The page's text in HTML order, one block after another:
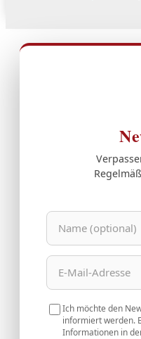
Ich möchte den
informiert werden.
Informationen in